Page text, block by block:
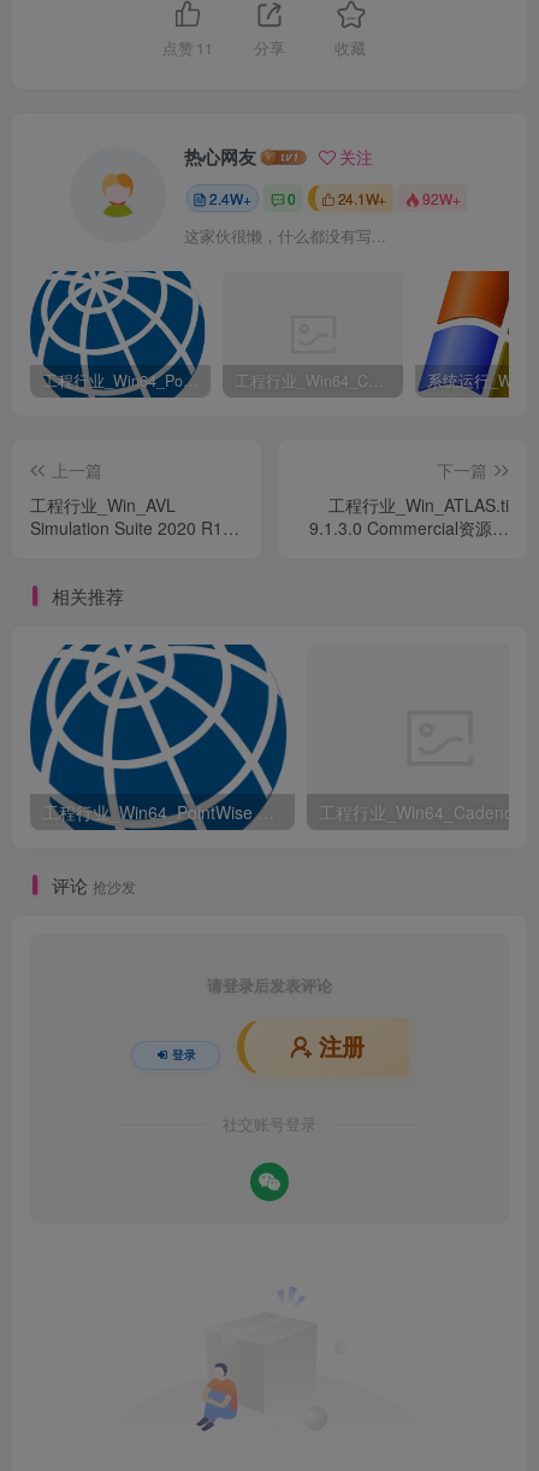
点赞 11 分享 收藏
热心网友 关注
2.4W+ 0 24.1W+ 92W+
这家伙很懒，什么都没有写...
工程行业_Win64_PointWise 18.6 R2 x64资源下载地址_百度网盘迅雷BT 工程行业_Win64_Cadence Fidelity Pointwise 2024.1 x64资源下载地址_百度网盘迅雷BT
上一篇
工程行业_Win_AVL
Simulation Suite 2020 R1
下一篇
工程行业_Win_ATLAS.ti
9.1.3.0 Commercial资源下
相关推荐
工程行业_Win64_PointWise 18.6 R2 x64资源下载地址_百度网盘迅雷BT
评论 抢沙发
请登录后发表评论
登录 注册
社交账号登录